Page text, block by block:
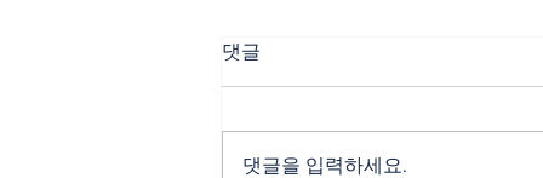
댓글
댓글을 입력하세요.